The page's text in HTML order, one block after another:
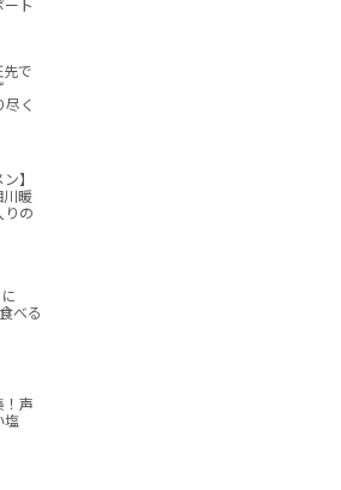
先で
尽く
】
川暖
りの
べる
！声
塩